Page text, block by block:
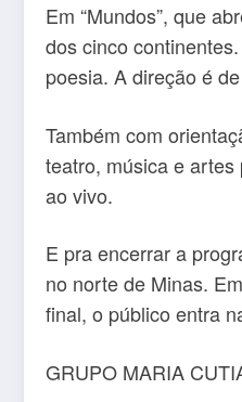
Em “Mundos”, que
dos cinco
poesia. A direção é
Também com
teatro, música e
ao vivo.
E pra encerrar a
no norte de Minas.
final, o público entra
GRUPO MARIA